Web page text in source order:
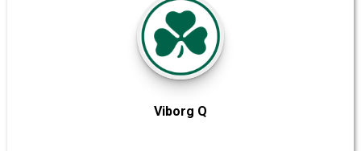
Viborg Q